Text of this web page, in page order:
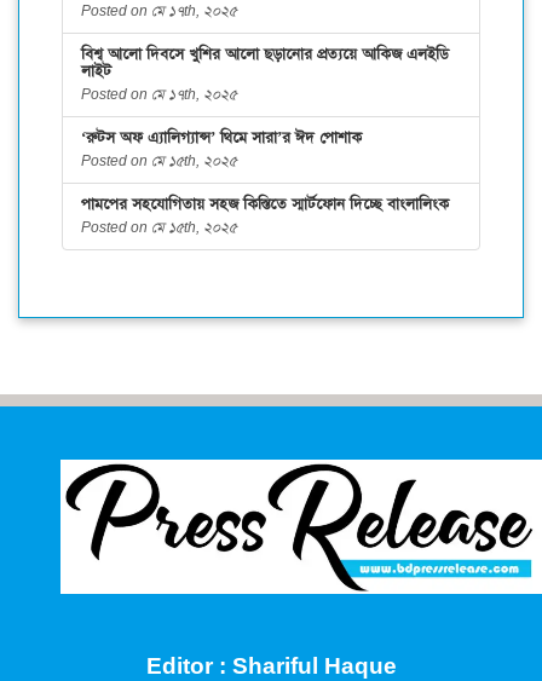
Posted on মে ১৭th, ২০২৫
বিশ্ব আলো দিবসে খুশির আলো ছড়ানোর প্রত্যয়ে আকিজ এলইডি
লাইট
Posted on মে ১৭th, ২০২৫
‘রুটস অফ এ্যালিগ্যান্স’ থিমে সারা’র ঈদ পোশাক
Posted on মে ১৫th, ২০২৫
পামপের সহযোগিতায় সহজ কিস্তিতে স্মার্টফোন দিচ্ছে বাংলালিংক
Posted on মে ১৫th, ২০২৫
Editor : Shariful Haque